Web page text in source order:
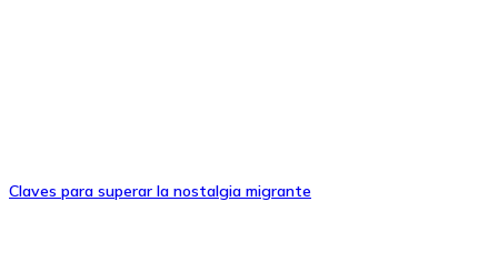
Claves para superar la nostalgia migrante